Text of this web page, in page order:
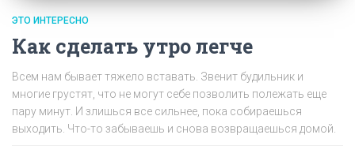
ЭТО ИНТЕРЕСНО
Как сделать утро легче
Всем нам бывает тяжело вставать. Звенит будильник и
многие грустят, что не могут себе позволить полежать еще
пару минут. И злишься все сильнее, пока собираешься
выходить. Что-то забываешь и снова возвращаешься домой.